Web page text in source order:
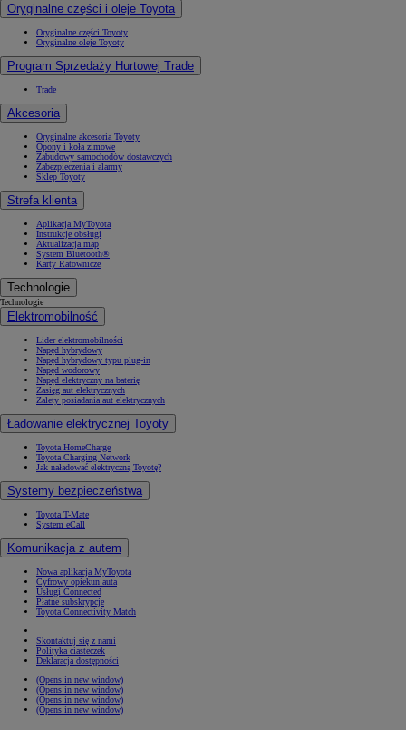
Oryginalne części i oleje Toyota
Oryginalne części Toyoty
Oryginalne oleje Toyoty
Program Sprzedaży Hurtowej Trade
Trade
Akcesoria
Oryginalne akcesoria Toyoty
Opony i koła zimowe
Zabudowy samochodów dostawczych
Zabezpieczenia i alarmy
Sklep Toyoty
Strefa klienta
Aplikacja MyToyota
Instrukcje obsługi
Aktualizacja map
System Bluetooth®
Karty Ratownicze
Technologie
Technologie
Elektromobilność
Lider elektromobilności
Napęd hybrydowy
Napęd hybrydowy typu plug-in
Napęd wodorowy
Napęd elektryczny na baterię
Zasięg aut elektrycznych
Zalety posiadania aut elektrycznych
Ładowanie elektrycznej Toyoty
Toyota HomeCharge
Toyota Charging Network
Jak naładować elektryczną Toyotę?
Systemy bezpieczeństwa
Toyota T-Mate
System eCall
Komunikacja z autem
Nowa aplikacja MyToyota
Cyfrowy opiekun auta
Usługi Connected
Płatne subskrypcje
Toyota Connectivity Match
Skontaktuj się z nami
Polityka ciasteczek
Deklaracja dostępności
(Opens in new window)
(Opens in new window)
(Opens in new window)
(Opens in new window)